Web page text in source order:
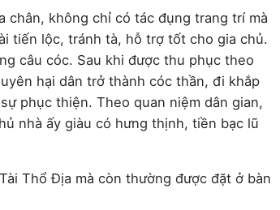
chân, không chỉ có tác đụng trang trí mà
tiến lộc, tránh tà, hỗ trợ tốt cho gia chủ.
câu cóc. Sau khi được thu phục theo
hại dân trở thành cóc thần, đi khắp
phục thiện. Theo quan niệm dân gian,
nhà ấy giàu có hưng thịnh, tiền bạc lũ
Thổ Địa mà còn thường được đặt ở bàn